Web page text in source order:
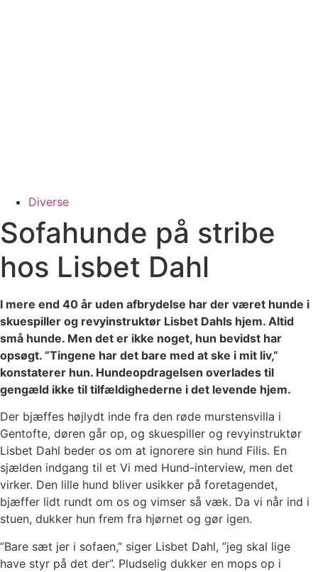
Diverse
Sofahunde på stribe
hos Lisbet Dahl
I mere end 40 år uden afbrydelse har der været hunde i
skuespiller og revyinstruktør Lisbet Dahls hjem. Altid
små hunde. Men det er ikke noget, hun bevidst har
opsøgt. ”Tingene har det bare med at ske i mit liv,”
konstaterer hun. Hundeopdragelsen overlades til
gengæld ikke til tilfældighederne i det levende hjem.
Der bjæffes højlydt inde fra den røde murstensvilla i
Gentofte, døren går op, og skuespiller og revyinstruktør
Lisbet Dahl beder os om at ignorere sin hund Filis. En
sjælden indgang til et Vi med Hund-interview, men det
virker. Den lille hund bliver usikker på foretagendet,
bjæffer lidt rundt om os og vimser så væk. Da vi når ind i
stuen, dukker hun frem fra hjørnet og gør igen.
”Bare sæt jer i sofaen,” siger Lisbet Dahl, ”jeg skal lige
have styr på det der”. Pludselig dukker en mops op i